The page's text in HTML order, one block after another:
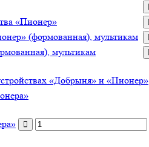
«Пионер»
(формованная), мультикам
мультикам
«Добрыня» и «Пионер»